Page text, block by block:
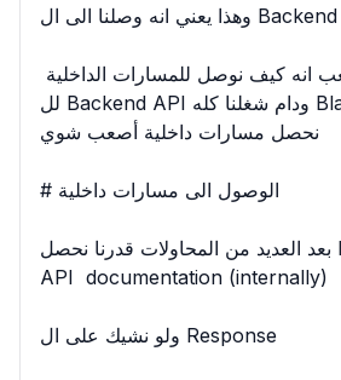
وهذا يعني انه وصلنا الى ال Backend API!
لل Backend API ودام شغلنا كله Black box سالفة انه
نحصل مسارات داخلية أصعب شوي
# الوصول الى مسارات داخلية
بعد العديد من المحاولات قدرنا نحصل Internal path فيه
API  documentation (internally)
ولو نشيك على ال Response